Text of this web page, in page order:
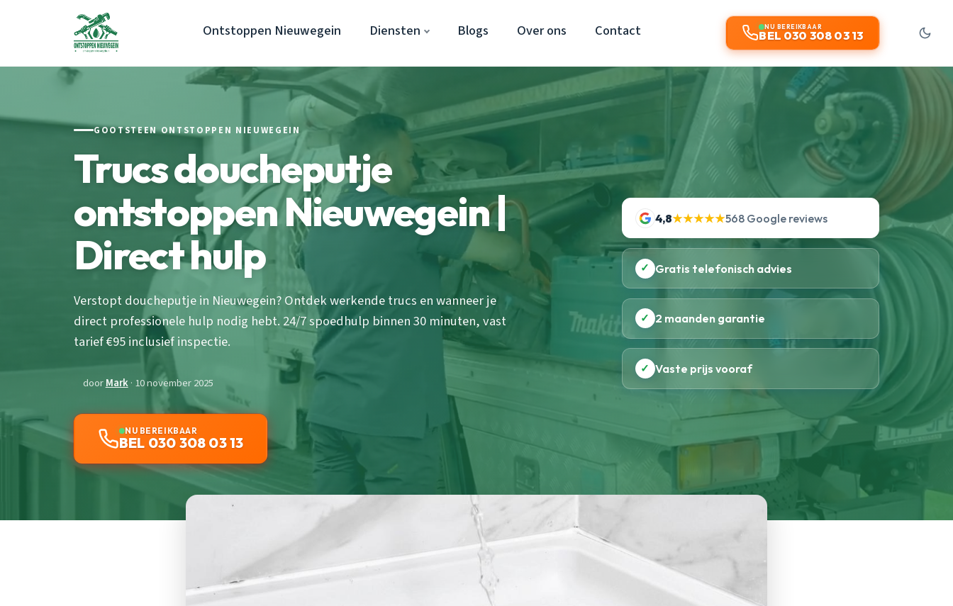
Ontstoppen Nieuwegein Diensten Blogs Over ons Contact NU BEREIKBAAR
BEL 030 308 03 13
GOOTSTEEN ONTSTOPPEN NIEUWEGEIN
Trucs doucheputje
ontstoppen Nieuwegein |
Direct hulp
Verstopt doucheputje in Nieuwegein? Ontdek werkende trucs en wanneer je
direct professionele hulp nodig hebt. 24/7 spoedhulp binnen 30 minuten, vast
tarief €95 inclusief inspectie.
doorMark· 10 november 2025
NU BEREIKBAAR
BEL 030 308 03 13
4,8★★★★★568 Google reviews
✓ Gratis telefonisch advies
✓ 2 maanden garantie
✓ Vaste prijs vooraf